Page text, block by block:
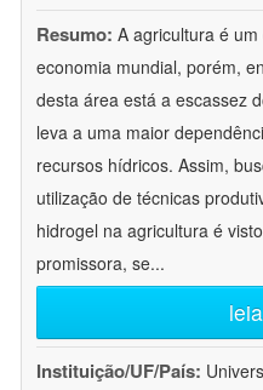
Resumo: A agricultura é
economia mundial, porém,
desta área está a escassez
leva a uma maior
recursos hídricos. Assim,
utilização de técnicas
hidrogel na agricultura é
promissora, se...
Instituição/UF/País: